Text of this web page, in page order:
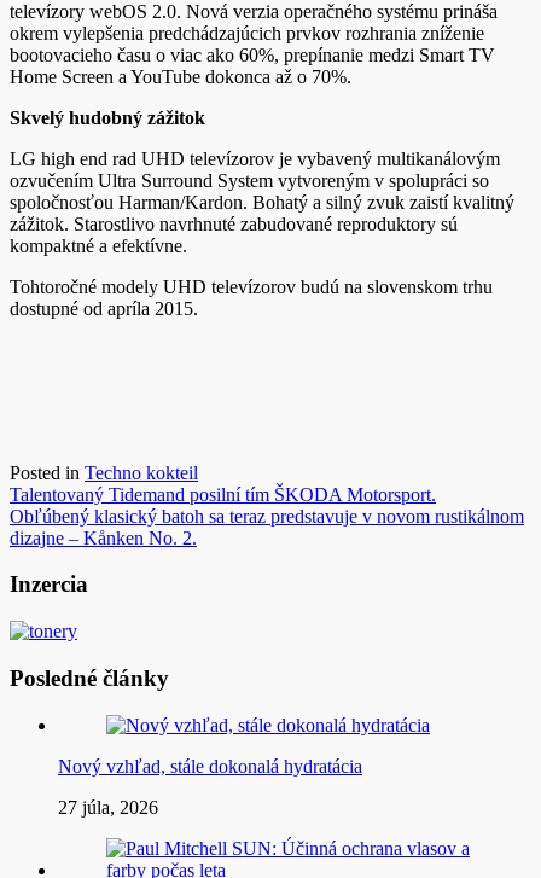
televízory webOS 2.0. Nová verzia operačného systému prináša
okrem vylepšenia predchádzajúcich prvkov rozhrania zníženie
bootovacieho času o viac ako 60%, prepínanie medzi Smart TV
Home Screen a YouTube dokonca až o 70%.
Skvelý hudobný zážitok
LG high end rad UHD televízorov je vybavený multikanálovým
ozvučením Ultra Surround System vytvoreným v spolupráci so
spoločnosťou Harman/Kardon. Bohatý a silný zvuk zaistí kvalitný
zážitok. Starostlivo navrhnuté zabudované reproduktory sú
kompaktné a efektívne.
Tohtoročné modely UHD televízorov budú na slovenskom trhu
dostupné od apríla 2015.
Posted in Techno kokteil
Navigácia
v
Talentovaný Tidemand posilní tím ŠKODA Motorsport.
Obľúbený klasický batoh sa teraz predstavuje v novom rustikálnom
dizajne – Kånken No. 2.
Inzercia
Posledné články
Nový vzhľad, stále dokonalá hydratácia
27 júla, 2026